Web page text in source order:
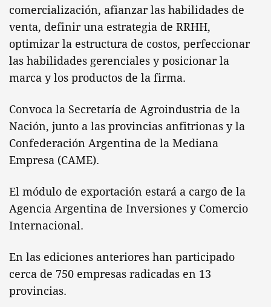
comercialización, afianzar las habilidades de
venta, definir una estrategia de RRHH,
optimizar la estructura de costos, perfeccionar
las habilidades gerenciales y posicionar la
marca y los productos de la firma.
Convoca la Secretaría de Agroindustria de la
Nación, junto a las provincias anfitrionas y la
Confederación Argentina de la Mediana
Empresa (CAME).
El módulo de exportación estará a cargo de la
Agencia Argentina de Inversiones y Comercio
Internacional.
En las ediciones anteriores han participado
cerca de 750 empresas radicadas en 13
provincias.